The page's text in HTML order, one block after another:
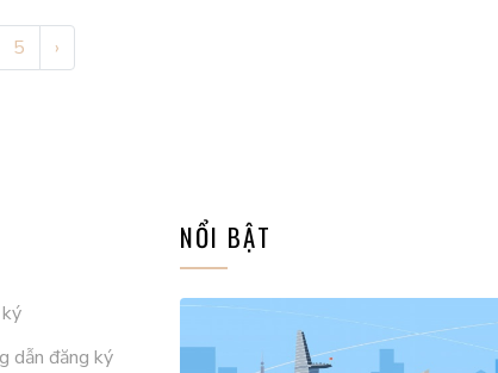
5 ›
dẫn đăng ký
NỔI BẬT